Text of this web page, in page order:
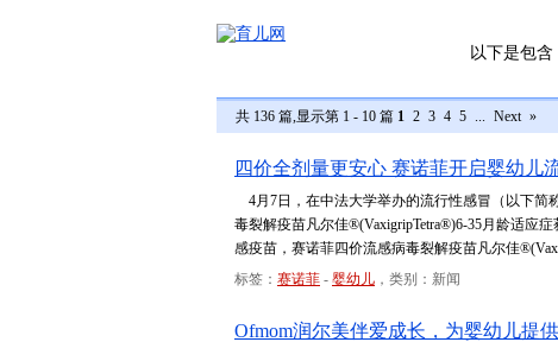
以下是包含
共 136 篇,显示第 1 - 10 篇 1 2 3 4 5 ... Next »
四价全剂量更安心 赛诺菲开启婴幼儿
4月7日，在中法大学举办的流行性感冒（以下简
毒裂解疫苗凡尔佳®(VaxigripTetra®)6-35月龄适应
感疫苗，赛诺菲四价流感病毒裂解疫苗凡尔佳
标签： 赛诺菲 - 婴幼儿 ，类别：新闻
Ofmom润尔美伴爱成长，为婴幼儿提